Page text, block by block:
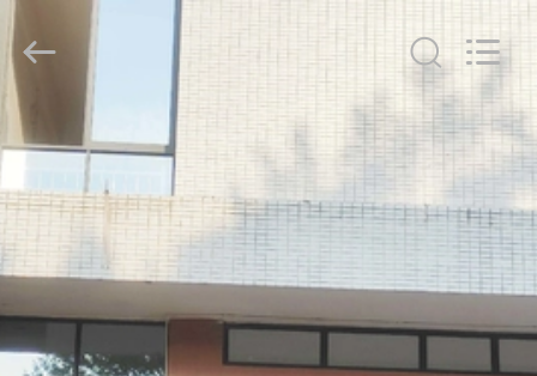
ΑΡΧΙΚΉ
ΣΕΛΊΔΑ
ΠΡΟΪΌΝΤΑ
ΒΊΝΤΕΟ
Peng
Fine
Chemical
Rights
Reserved.